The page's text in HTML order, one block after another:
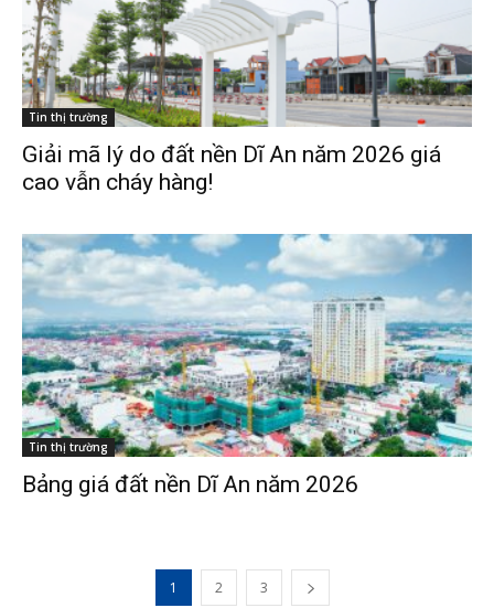
Tin thị trường
Giải mã lý do đất nền Dĩ An năm 2026 giá
cao vẫn cháy hàng!
Tin thị trường
Bảng giá đất nền Dĩ An năm 2026
1 2 3